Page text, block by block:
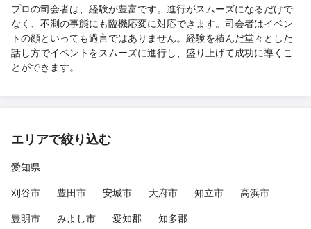
プロの司会者は、経験が豊富です。進行がスムーズになるだけで
なく、不測の事態にも臨機応変に対応できます。司会者はイベン
トの顔といっても過言ではありません。経験を積んだ堂々とした
話し方でイベントをスムーズに進行し、盛り上げて成功に導くこ
とができます。
エリアで絞り込む
愛知県
刈谷市
豊田市 安城市 大府市 知立市
高浜市
豊明市
みよし市 愛知郡 知多郡